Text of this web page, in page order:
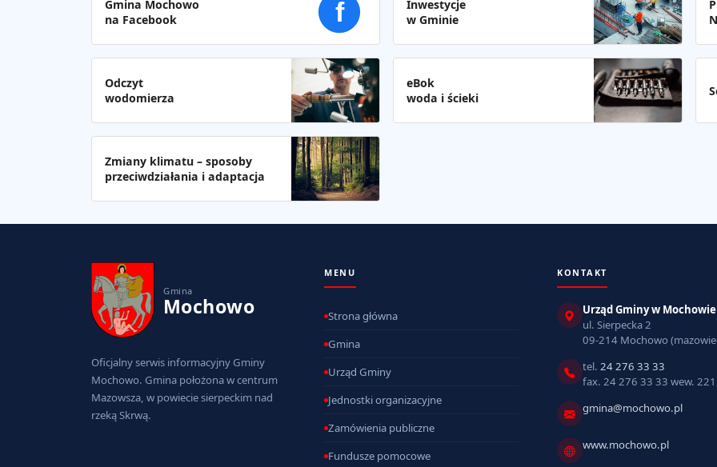
Gmina Mochowo
na Facebook
f
Inwestycje
w Gminie
Odczyt
wodomierza
eBok
woda i ścieki
Zmiany klimatu – sposoby
przeciwdziałania i adaptacja
Gmina
Mochowo
Oficjalny serwis informacyjny Gminy
Mochowo. Gmina położona w centrum
Mazowsza, w powiecie sierpeckim nad
rzeką Skrwą.
MENU
Strona główna
Gmina
Urząd Gminy
Jednostki organizacyjne
Zamówienia publiczne
Fundusze pomocowe
KONTAKT
Urząd Gminy w Mochowie
ul. Sierpecka 2
09-214 Mochowo
tel. 24 276 33 33
fax. 24 276 33 33 wew. 221
gmina@mochowo.pl
www.mochowo.pl